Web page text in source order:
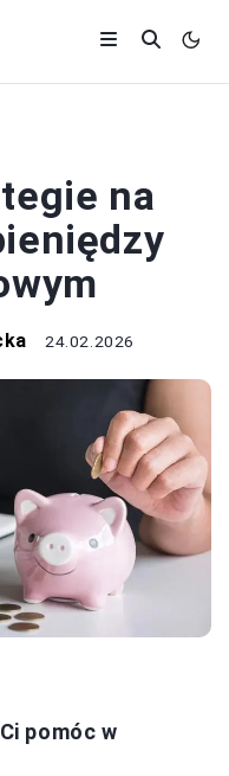
na
24.02.2026
pomóc w